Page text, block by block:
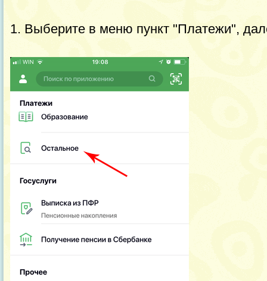
1. Выберите в меню пункт "Платежи",